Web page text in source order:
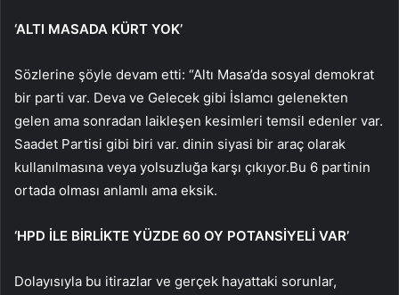
‘ALTI MASADA KÜRT YOK’
Sözlerine şöyle devam etti: “Altı Masa’da sosyal demokrat
bir parti var. Deva ve Gelecek gibi İslamcı gelenekten
gelen ama sonradan laikleşen kesimleri temsil edenler var.
Saadet Partisi gibi biri var. dinin siyasi bir araç olarak
kullanılmasına veya yolsuzluğa karşı çıkıyor.Bu 6 partinin
ortada olması anlamlı ama eksik.
‘HPD İLE BİRLİKTE YÜZDE 60 OY POTANSİYELİ VAR’
Dolayısıyla bu itirazlar ve gerçek hayattaki sorunlar,